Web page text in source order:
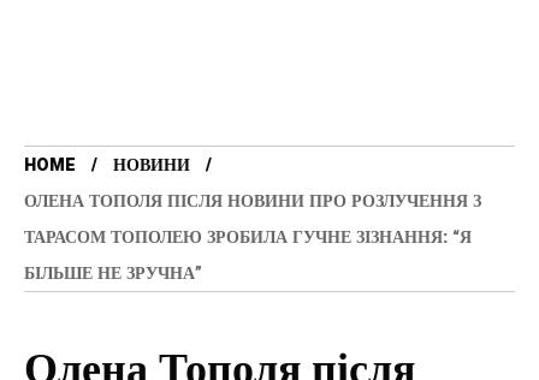
HOME
НОВИНИ
ОЛЕНА ТОПОЛЯ ПІСЛЯ НОВИНИ ПРО РОЗЛУЧЕННЯ З
ТАРАСОМ ТОПОЛЕЮ ЗРОБИЛА ГУЧНЕ ЗІЗНАННЯ: “Я
БІЛЬШЕ НЕ ЗРУЧНА”